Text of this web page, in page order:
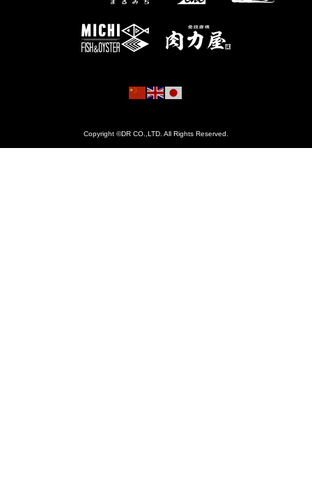
Copyright ©DR CO.,LTD. All Rights Reserved.